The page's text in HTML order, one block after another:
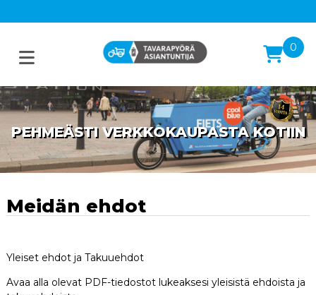
0
RUOKAA! KYLLÄ, KIITOS. ILMAN
SAASTEITA.
PEHMEÄSTI VERKKOKAUPASTA KOTIIN
Meidän ehdot
Yleiset ehdot ja Takuuehdot
Avaa alla olevat PDF-tiedostot lukeaksesi yleisistä ehdoista ja